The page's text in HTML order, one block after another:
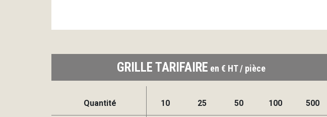
GRILLE TARIFAIRE en € HT / pièce
Quantité 10 25 50 100 500